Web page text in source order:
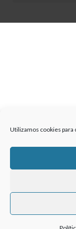
Utilizamos cookies